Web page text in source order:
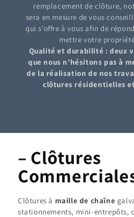
remplacement de clôture,
sera en mesure de vous
qui s’offre à vous afin de
mettre votre
Qualité et durabilité : deux
que nous n’hésitons pas à
de la réalisation de nos
clôtures résidentielles
– Clôtures
Clôtures à maille de chaîne
stationnements, mini-entrepôts,